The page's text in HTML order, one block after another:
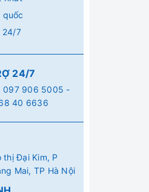
quốc
24/7
24/7
097 906 5005 -
40 6636
thị Đại Kim, P
Mai, TP Hà Nội